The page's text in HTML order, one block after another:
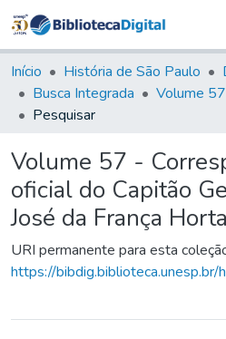
&
Tudo na
Início História de São Paulo
Busca Integrada
Pesquisar
Volume 57 -
oficial do Capitão
José da França
URI permanente para esta
https://